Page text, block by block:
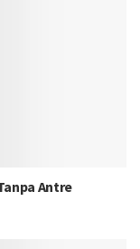
Antre